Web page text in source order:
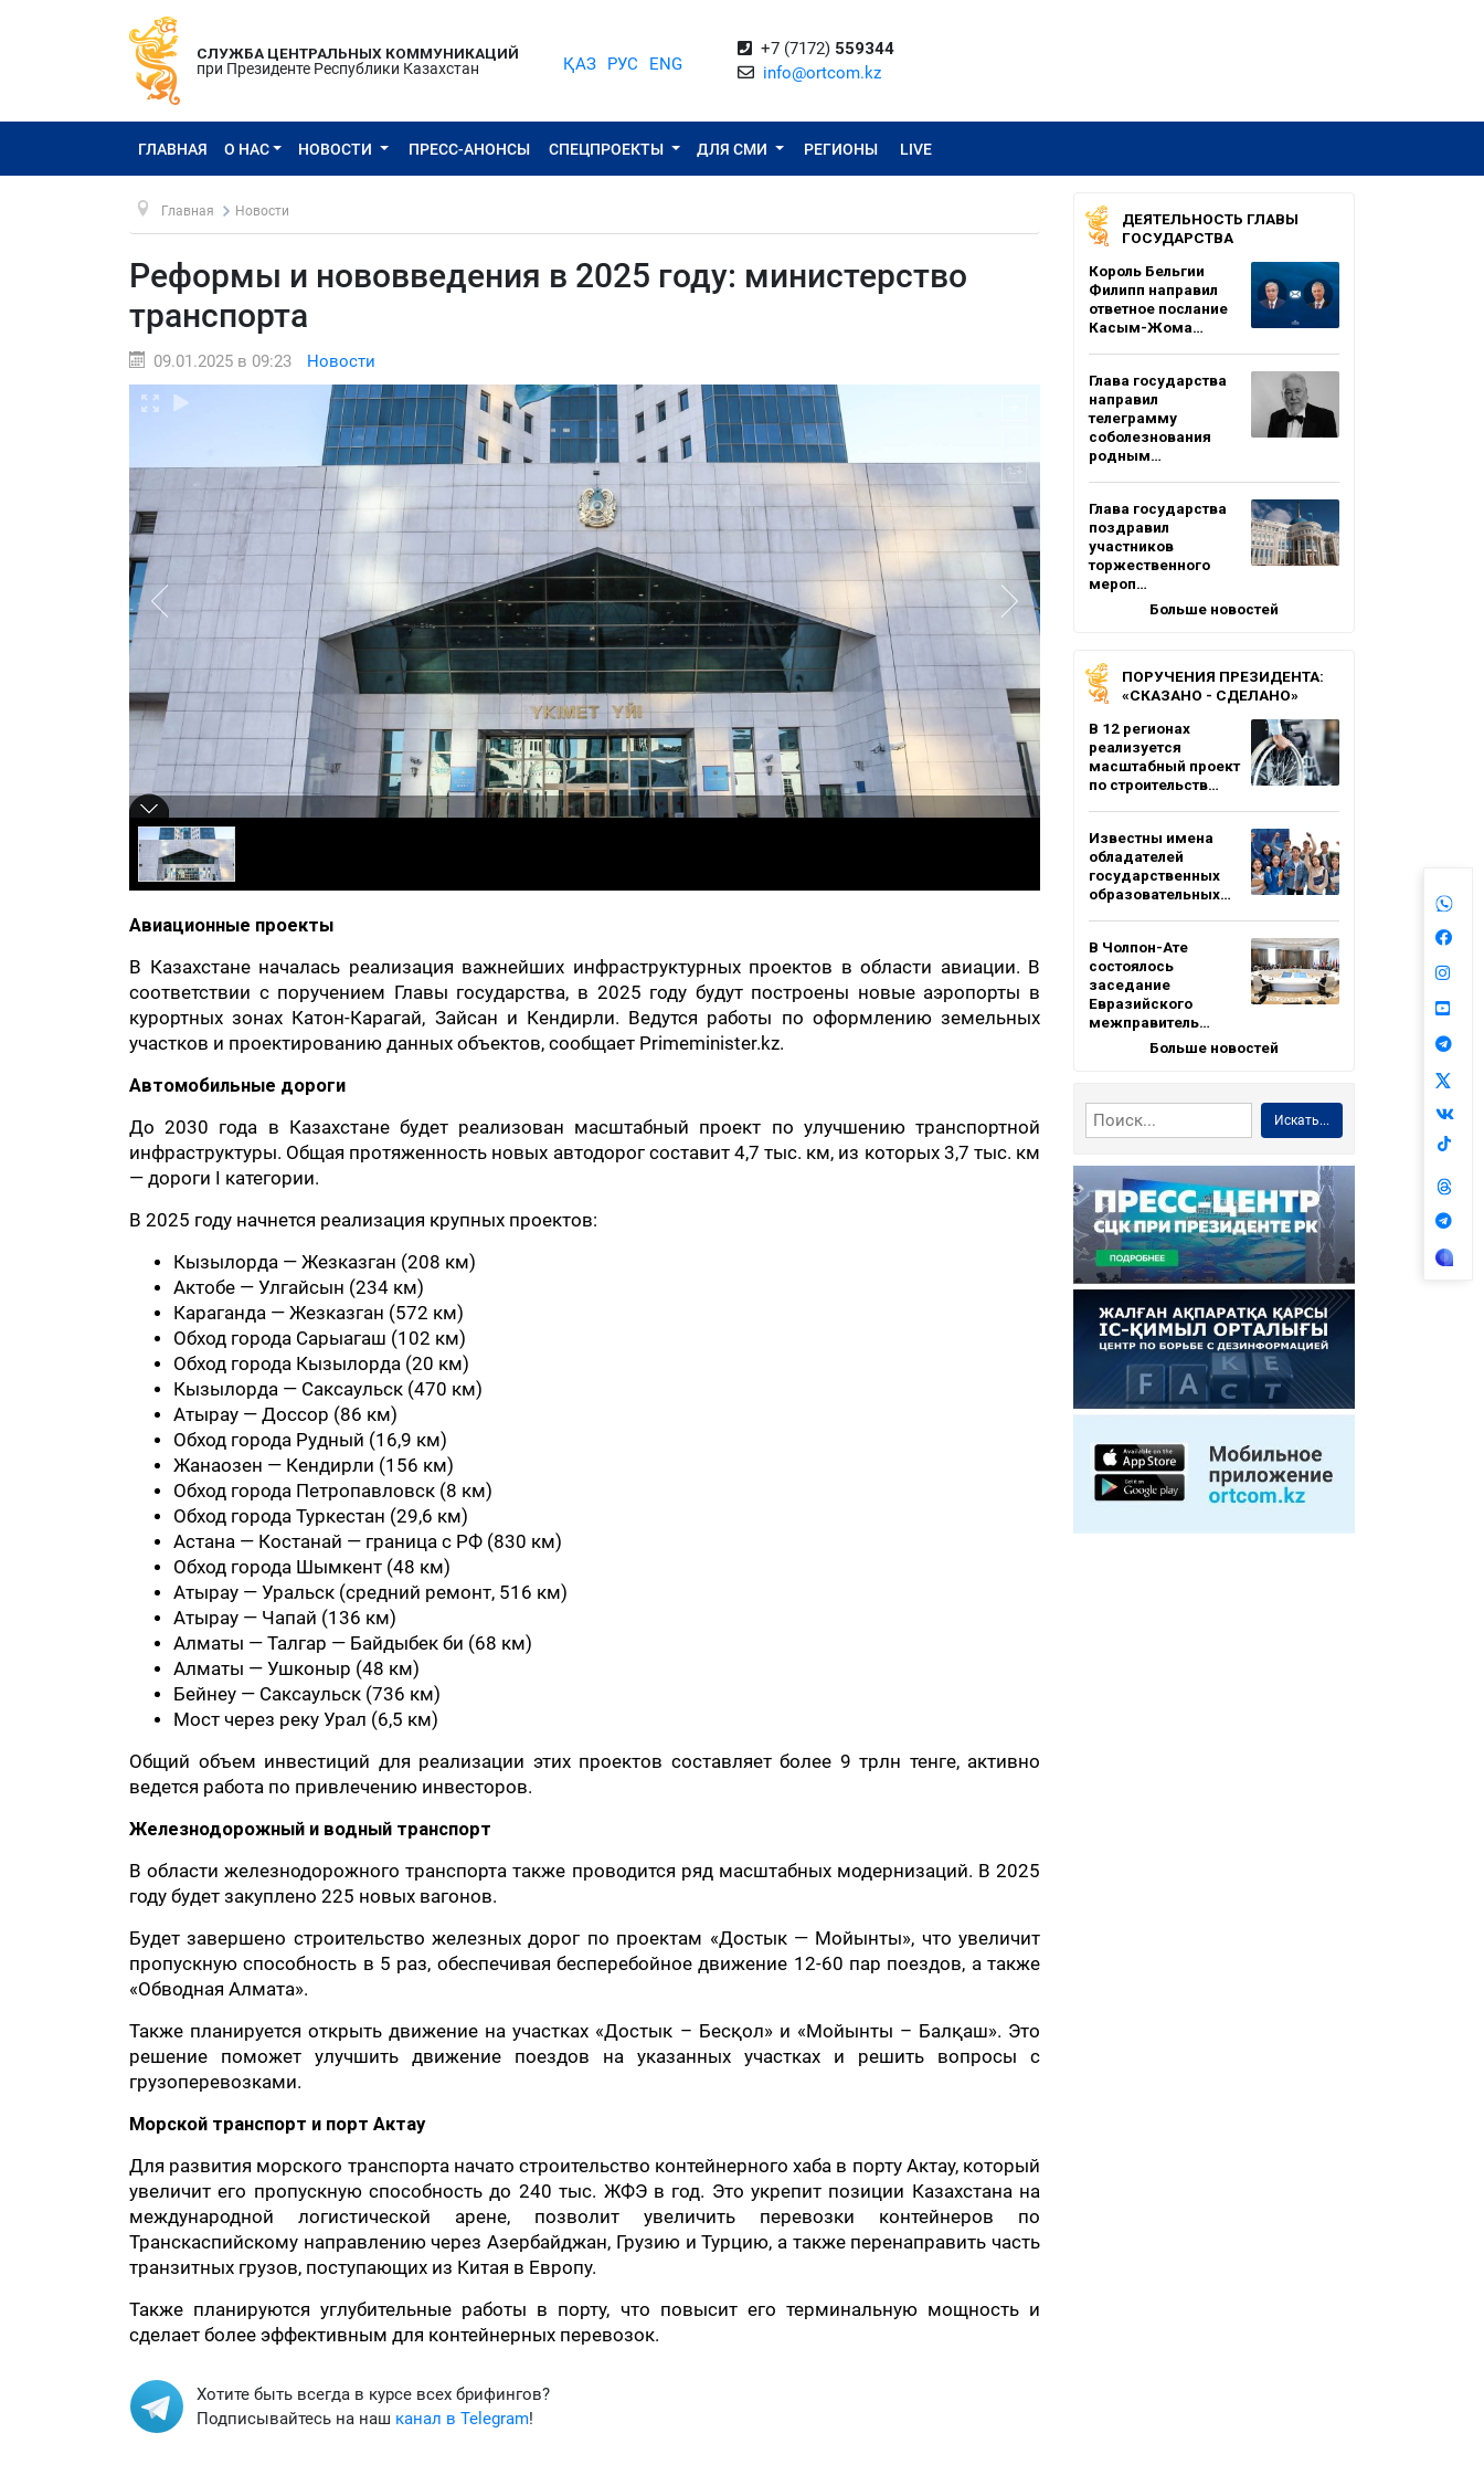
СЛУЖБА ЦЕНТРАЛЬНЫХ КОММУНИКАЦИЙ
при Президенте Республики Казахстан
ҚАЗ РУС ENG
+7 (7172) 559344
info@ortcom.kz
ГЛАВНАЯ О НАС НОВОСТИ ПРЕСС-АНОНСЫ СПЕЦПРОЕКТЫ ДЛЯ СМИ РЕГИОНЫ LIVE
Главная Новости
Реформы и нововведения в 2025 году: министерство
транспорта
09.01.2025 в 09:23 Новости
Авиационные проекты
В Казахстане началась реализация важнейших инфраструктурных проектов в области авиации. В
соответствии с поручением Главы государства, в 2025 году будут построены новые аэропорты в
курортных зонах Катон-Карагай, Зайсан и Кендирли. Ведутся работы по оформлению земельных
участков и проектированию данных объектов, сообщает Primeminister.kz.
Автомобильные дороги
До 2030 года в Казахстане будет реализован масштабный проект по улучшению транспортной
инфраструктуры. Общая протяженность новых автодорог составит 4,7 тыс. км, из которых 3,7 тыс. км
— дороги I категории.
В 2025 году начнется реализация крупных проектов:
Кызылорда — Жезказган (208 км)
Актобе — Улгайсын (234 км)
Караганда — Жезказган (572 км)
Обход города Сарыагаш (102 км)
Обход города Кызылорда (20 км)
Кызылорда — Саксаульск (470 км)
Атырау — Доссор (86 км)
Обход города Рудный (16,9 км)
Жанаозен — Кендирли (156 км)
Обход города Петропавловск (8 км)
Обход города Туркестан (29,6 км)
Астана — Костанай — граница с РФ (830 км)
Обход города Шымкент (48 км)
Атырау — Уральск (средний ремонт, 516 км)
Атырау — Чапай (136 км)
Алматы — Талгар — Байдыбек би (68 км)
Алматы — Ушконыр (48 км)
Бейнеу — Саксаульск (736 км)
Мост через реку Урал (6,5 км)
Общий объем инвестиций для реализации этих проектов составляет более 9 трлн тенге, активно
ведется работа по привлечению инвесторов.
Железнодорожный и водный транспорт
В области железнодорожного транспорта также проводится ряд масштабных модернизаций. В 2025
году будет закуплено 225 новых вагонов.
Будет завершено строительство железных дорог по проектам «Достык — Мойынты», что увеличит
пропускную способность в 5 раз, обеспечивая бесперебойное движение 12-60 пар поездов, а также
«Обводная Алмата».
Также планируется открыть движение на участках «Достык – Бесқол» и «Мойынты – Балқаш». Это
решение поможет улучшить движение поездов на указанных участках и решить вопросы с
грузоперевозками.
Морской транспорт и порт Актау
Для развития морского транспорта начато строительство контейнерного хаба в порту Актау, который
увеличит его пропускную способность до 240 тыс. ЖФЭ в год. Это укрепит позиции Казахстана на
международной логистической арене, позволит увеличить перевозки контейнеров по
Транскаспийскому направлению через Азербайджан, Грузию и Турцию, а также перенаправить часть
транзитных грузов, поступающих из Китая в Европу.
Также планируются углубительные работы в порту, что повысит его терминальную мощность и
сделает более эффективным для контейнерных перевозок.
Хотите быть всегда в курсе всех брифингов?
Подписывайтесь на наш канал в Telegram!
ДЕЯТЕЛЬНОСТЬ ГЛАВЫ
ГОСУДАРСТВА
Король Бельгии
Филипп направил
ответное послание
Касым-Жома…
Глава государства
направил
телеграмму
соболезнования
родным…
Глава государства
поздравил
участников
торжественного
мероп…
Больше новостей
ПОРУЧЕНИЯ ПРЕЗИДЕНТА:
«СКАЗАНО - СДЕЛАНО»
В 12 регионах
реализуется
масштабный проект
по строительств…
Известны имена
обладателей
государственных
образовательных…
В Чолпон-Ате
состоялось
заседание
Евразийского
межправитель…
Больше новостей
Искать...